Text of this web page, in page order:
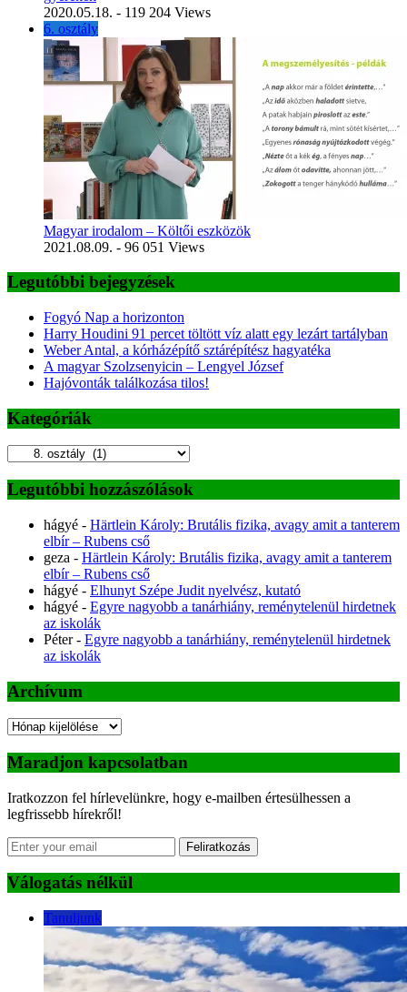
2020.05.18. - 119 204 Views
6. osztály
Magyar irodalom – Költői eszközök
2021.08.09. - 96 051 Views
Legutóbbi bejegyzések
Fogyó Nap a horizonton
Harry Houdini 91 percet töltött víz alatt egy lezárt tartályban
Weber Antal, a kórházépítő sztárépítész hagyatéka
A magyar Szolzsenyicin – Lengyel József
Hajóvonták találkozása tilos!
Kategóriák
Kategóriák
Legutóbbi hozzászólások
hágyé - Härtlein Károly: Brutális fizika, avagy amit a tanterem
elbír – Rubens cső
geza - Härtlein Károly: Brutális fizika, avagy amit a tanterem
elbír – Rubens cső
hágyé - Elhunyt Szépe Judit nyelvész, kutató
hágyé - Egyre nagyobb a tanárhiány, reménytelenül hirdetnek
az iskolák
Péter- Egyre nagyobb a tanárhiány, reménytelenül hirdetnek
az iskolák
Archívum
Archívum
Maradjon kapcsolatban
Iratkozzon fel hírlevelünkre, hogy e-mailben értesülhessen a
legfrissebb hírekről!
Feliratkozás
Válogatás nélkül
Tanuljunk